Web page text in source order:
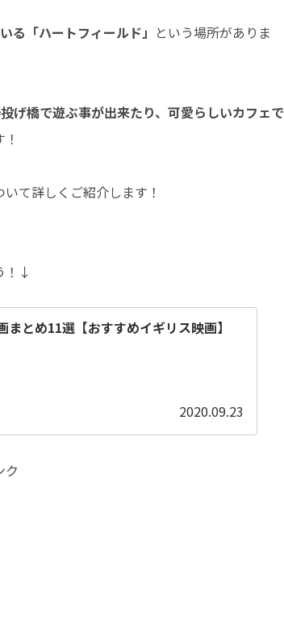
る「ハートフィールド」 という場所がありま
げ橋で遊ぶ事が出来たり、可愛らしいカフェで
て詳しくご紹介します！
！↓
とめ11選【おすすめイギリス映画】
2020.09.23
ク